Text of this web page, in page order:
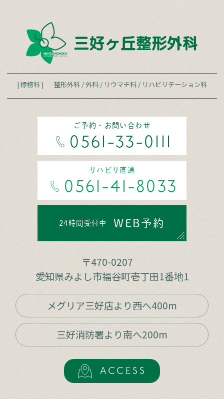
| 標榜科 | 整形外科/外科/ リウマチ科/ リハビリテーション科
ご予約・お問い合わせ
0561-33-0111
リハビリ直通
0561-41-8033
24時間受付中 WEB予約
〒470-0207
愛知県みよし市福谷町壱丁田1番地1
メグリア三好店より西へ400m
三好消防署より南へ200m
ACCESS